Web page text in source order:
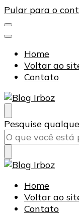
Pular para o
Home
Voltar ao
Contato
Blog Irboz
Blog de
Procurando
algo?
Pesquise
Blog Irboz
Blog de
Home
Voltar ao
Contato